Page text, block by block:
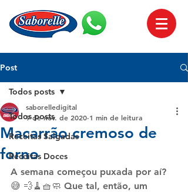
Post
Todos posts
Receitas Salgadas
Receitas Doces
Todos posts
Macarrão cremoso de
forno
saborelledigital
9 de nov. de 2020 1 min de leitura
A semana começou puxada por aí?
😅 💨🧹🧺🧼 Que tal, então, um